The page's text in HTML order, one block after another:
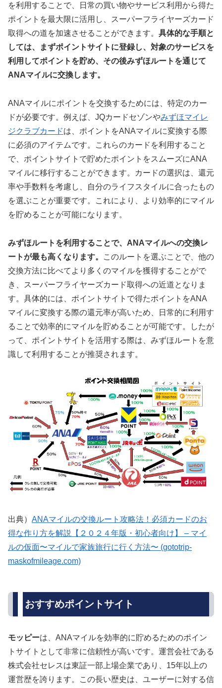
を利用することで、日常の買い物やサービス利用から得た
ポイントを最大限に活用し、スーパーフライヤーズカード
取得への道を加速させることができます。 具体的な手順と
しては、まずポイントサイトに登録し、対象のサービスを
利用してポイントを貯め、その後みずほルートを通じて
ANAマイルに交換します。
ANAマイルにポイントを交換するためには、特定のカー
ドが必要です。例えば、JQカードセゾンやみずほマイレ
ジクラブカードは、ポイントをANAマイルに変換する際
に必須のアイテムです。これらのカードを利用すること
で、ポイントサイトで貯めたポイントをスムーズにANA
マイルに移行することができます。カードの選択は、還元
率や手数料を考慮し、自分のライフスタイルに合ったもの
を選ぶことが重要です。これにより、より効率的にマイル
を貯めることが可能になります。
みずほルートを利用することで、ANAマイルへの交換レ
ートが最も高くなります。
このルートを選ぶことで、他の
交換方法に比べてより多くのマイルを獲得することがで
き、スーパーフライヤーズカード取得への近道となりま
す。具体的には、ポイントサイトで得たポイントをANA
マイルに変換する際の還元率が高いため、日常的に利用す
ることで効率的にマイルを貯めることが可能です。したが
って、ポイントサイトを活用する際は、みずほルートを意
識して利用することが推奨されます。
出典） ANAマイルの交換ルート攻略法！必須カードのお
得な作り方を解説【２０２４年版・初心者向け】 – マイ
ルの仮面〜マイルで家族旅行に行く方法〜 (gototrip-
maskofmileage.com)
おすすめポイントサイト
モッピーは、ANAマイルを効率的に貯めるためのポイン
トサイトとして非常に信頼性が高いです。運営会社である
株式会社セレスは東証一部上場企業であり、15年以上の
運営歴を誇ります。この長い歴史は、ユーザーに対する信